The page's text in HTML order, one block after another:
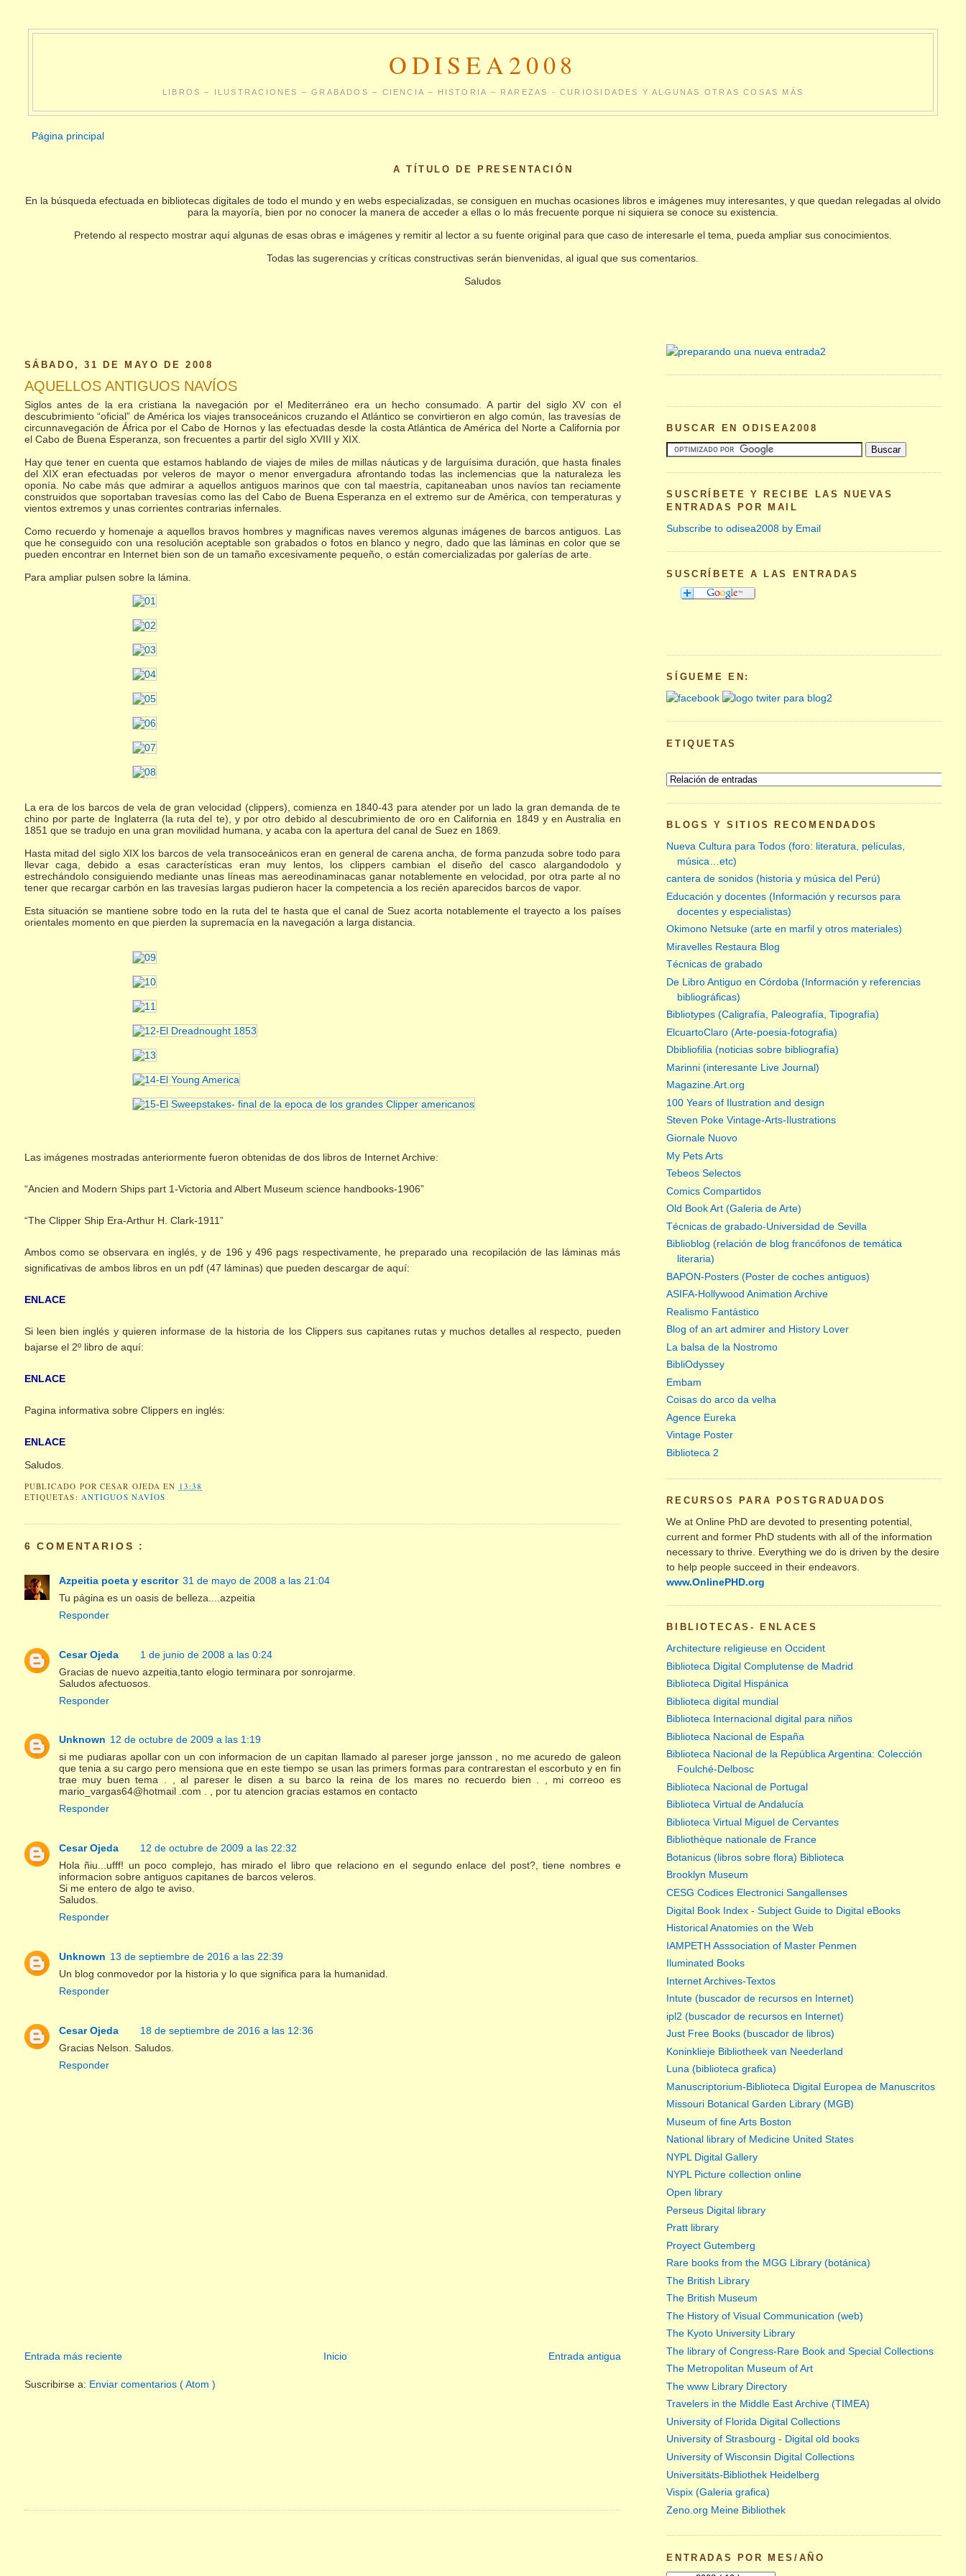
ODISEA2008
LIBROS – ILUSTRACIONES – GRABADOS – CIENCIA – HISTORIA – RAREZAS - CURIOSIDADES Y ALGUNAS OTRAS COSAS MÁS
Página principal
A TÍTULO DE PRESENTACIÓN
En la búsqueda efectuada en bibliotecas digitales de todo el mundo y en webs especializadas, se consiguen en muchas ocasiones libros e imágenes muy interesantes, y que quedan relegadas al olvido
para la mayoría, bien por no conocer la manera de acceder a ellas o lo más frecuente porque ni siquiera se conoce su existencia.
Pretendo al respecto mostrar aquí algunas de esas obras e imágenes y remitir al lector a su fuente original para que caso de interesarle el tema, pueda ampliar sus conocimientos.
Todas las sugerencias y críticas constructivas serán bienvenidas, al igual que sus comentarios.
Saludos
SÁBADO, 31 DE MAYO DE 2008
AQUELLOS ANTIGUOS NAVÍOS
Siglos antes de la era cristiana la navegación por el Mediterráneo era un hecho consumado. A partir del siglo XV con el
descubrimiento “oficial” de América los viajes transoceánicos cruzando el Atlántico se convirtieron en algo común, las travesías de
circunnavegación de África por el Cabo de Hornos y las efectuadas desde la costa Atlántica de América del Norte a California por
el Cabo de Buena Esperanza, son frecuentes a partir del siglo XVIII y XIX.
Hay que tener en cuenta que estamos hablando de viajes de miles de millas náuticas y de larguísima duración, que hasta finales
del XIX eran efectuadas por veleros de mayor o menor envergadura afrontando todas las inclemencias que la naturaleza les
oponía. No cabe más que admirar a aquellos antiguos marinos que con tal maestría, capitaneaban unos navíos tan reciamente
construidos que soportaban travesías como las del Cabo de Buena Esperanza en el extremo sur de América, con temperaturas y
vientos extremos y unas corrientes contrarias infernales.
Como recuerdo y homenaje a aquellos bravos hombres y magnificas naves veremos algunas imágenes de barcos antiguos. Las
que he conseguido con una resolución aceptable son grabados o fotos en blanco y negro, dado que las láminas en color que se
pueden encontrar en Internet bien son de un tamaño excesivamente pequeño, o están comercializadas por galerías de arte.
Para ampliar pulsen sobre la lámina.
La era de los barcos de vela de gran velocidad (clippers), comienza en 1840-43 para atender por un lado la gran demanda de te
chino por parte de Inglaterra (la ruta del te), y por otro debido al descubrimiento de oro en California en 1849 y en Australia en
1851 que se tradujo en una gran movilidad humana, y acaba con la apertura del canal de Suez en 1869.
Hasta mitad del siglo XIX los barcos de vela transoceánicos eran en general de carena ancha, de forma panzuda sobre todo para
llevar caga, debido a esas características eran muy lentos, los clippers cambian el diseño del casco alargandodolo y
estrechándolo consiguiendo mediante unas líneas mas aereodinaminacas ganar notablemente en velocidad, por otra parte al no
tener que recargar carbón en las travesías largas pudieron hacer la competencia a los recién aparecidos barcos de vapor.
Esta situación se mantiene sobre todo en la ruta del te hasta que el canal de Suez acorta notablemente el trayecto a los países
orientales momento en que pierden la supremacía en la navegación a larga distancia.
Las imágenes mostradas anteriormente fueron obtenidas de dos libros de Internet Archive:
“Ancien and Modern Ships part 1-Victoria and Albert Museum science handbooks-1906”
“The Clipper Ship Era-Arthur H. Clark-1911”
Ambos como se observara en inglés, y de 196 y 496 pags respectivamente, he preparado una recopilación de las láminas más
significativas de ambos libros en un pdf (47 láminas) que pueden descargar de aquí:
ENLACE
Si leen bien inglés y quieren informase de la historia de los Clippers sus capitanes rutas y muchos detalles al respecto, pueden
bajarse el 2º libro de aquí:
ENLACE
Pagina informativa sobre Clippers en inglés:
ENLACE
Saludos.
PUBLICADO PORCESAR OJEDAEN 13:38
ETIQUETAS: ANTIGUOS NAVÍOS
6 COMENTARIOS :
Azpeitia poeta y escritor 31 de mayo de 2008 a las 21:04
Tu página es un oasis de belleza....azpeitia
Responder
Cesar Ojeda
1 de junio de 2008 a las 0:24
Gracias de nuevo azpeitia,tanto elogio terminara por sonrojarme.
Saludos afectuosos.
Responder
Unknown 12 de octubre de 2009 a las 1:19
si me pudiaras apollar con un con informacion de un capitan llamado al pareser jorge jansson , no me acuredo de galeon
que tenia a su cargo pero mensiona que en este tiempo se usan las primers formas para contrarestan el escorbuto y en fin
trae muy buen tema . , al pareser le disen a su barco la reina de los mares no recuerdo bien . , mi correoo es
mario_vargas64@hotmail .com . , por tu atencion gracias estamos en contacto
Responder
Cesar Ojeda
12 de octubre de 2009 a las 22:32
Hola ñiu...ufff! un poco complejo, has mirado el libro que relaciono en el segundo enlace del post?, tiene nombres e
informacion sobre antiguos capitanes de barcos veleros.
Si me entero de algo te aviso.
Saludos.
Responder
Unknown 13 de septiembre de 2016 a las 22:39
Un blog conmovedor por la historia y lo que significa para la humanidad.
Responder
Cesar Ojeda
18 de septiembre de 2016 a las 12:36
Gracias Nelson. Saludos.
Responder
Entrada más reciente Entrada antigua
Inicio
Suscribirse a: Enviar comentarios ( Atom )
BUSCAR EN ODISEA2008
SUSCRÍBETE Y RECIBE LAS NUEVAS
ENTRADAS POR MAIL
Subscribe to odisea2008 by Email
SUSCRÍBETE A LAS ENTRADAS
SÍGUEME EN:
ETIQUETAS
BLOGS Y SITIOS RECOMENDADOS
Nueva Cultura para Todos (foro: literatura, películas,
música…etc)
cantera de sonidos (historia y música del Perú)
Educación y docentes (Información y recursos para
docentes y especialistas)
Okimono Netsuke (arte en marfil y otros materiales)
Miravelles Restaura Blog
Técnicas de grabado
De Libro Antiguo en Córdoba (Información y referencias
bibliográficas)
Bibliotypes (Caligrafía, Paleografía, Tipografía)
ElcuartoClaro (Arte-poesia-fotografia)
Dbibliofilia (noticias sobre bibliografía)
Marinni (interesante Live Journal)
Magazine.Art.org
100 Years of Ilustration and design
Steven Poke Vintage-Arts-Ilustrations
Giornale Nuovo
My Pets Arts
Tebeos Selectos
Comics Compartidos
Old Book Art (Galeria de Arte)
Técnicas de grabado-Universidad de Sevilla
Biblioblog (relación de blog francófonos de temática
literaria)
BAPON-Posters (Poster de coches antiguos)
ASIFA-Hollywood Animation Archive
Realismo Fantástico
Blog of an art admirer and History Lover
La balsa de la Nostromo
BibliOdyssey
Embam
Coisas do arco da velha
Agence Eureka
Vintage Poster
Biblioteca 2
RECURSOS PARA POSTGRADUADOS
We at Online PhD are devoted to presenting potential,
current and former PhD students with all of the information
necessary to thrive. Everything we do is driven by the desire
to help people succeed in their endeavors.
www.OnlinePHD.org
BIBLIOTECAS- ENLACES
Architecture religieuse en Occident
Biblioteca Digital Complutense de Madrid
Biblioteca Digital Hispánica
Biblioteca digital mundial
Biblioteca Internacional digital para niños
Biblioteca Nacional de España
Biblioteca Nacional de la República Argentina: Colección
Foulché-Delbosc
Biblioteca Nacional de Portugal
Biblioteca Virtual de Andalucía
Biblioteca Virtual Miguel de Cervantes
Bibliothèque nationale de France
Botanicus (libros sobre flora) Biblioteca
Brooklyn Museum
CESG Codices Electronici Sangallenses
Digital Book Index - Subject Guide to Digital eBooks
Historical Anatomies on the Web
IAMPETH Asssociation of Master Penmen
Iluminated Books
Internet Archives-Textos
Intute (buscador de recursos en Internet)
ipl2 (buscador de recursos en Internet)
Just Free Books (buscador de libros)
Koninklieje Bibliotheek van Neederland
Luna (biblioteca grafica)
Manuscriptorium-Biblioteca Digital Europea de Manuscritos
Missouri Botanical Garden Library (MGB)
Museum of fine Arts Boston
National library of Medicine United States
NYPL Digital Gallery
NYPL Picture collection online
Open library
Perseus Digital library
Pratt library
Proyect Gutemberg
Rare books from the MGG Library (botánica)
The British Library
The British Museum
The History of Visual Communication (web)
The Kyoto University Library
The library of Congress-Rare Book and Special Collections
The Metropolitan Museum of Art
The www Library Directory
Travelers in the Middle East Archive (TIMEA)
University of Florida Digital Collections
University of Strasbourg - Digital old books
University of Wisconsin Digital Collections
Universitäts-Bibliothek Heidelberg
Vispix (Galeria grafica)
Zeno.org Meine Bibliothek
ENTRADAS POR MES/AÑO